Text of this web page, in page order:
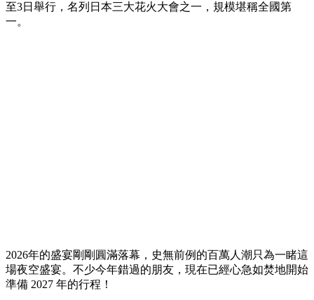
至3日舉行，名列日本三大花火大會之一，規模堪稱全國第
一。
2026年的盛宴剛剛圓滿落幕，史無前例的百萬人潮只為一睹這
場夜空盛宴。不少今年錯過的朋友，現在已經心急如焚地開始
準備 2027 年的行程！